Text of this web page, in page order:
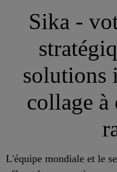
Sika -
solutions
collage à
L'équipe mondiale et le